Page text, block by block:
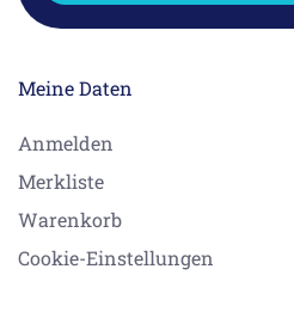
Meine Daten
Anmelden
Merkliste
Warenkorb
Cookie-Einstellungen